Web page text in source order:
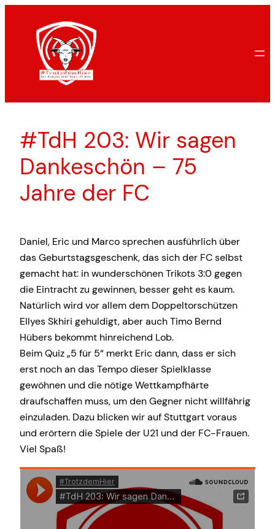
springen
#TdH 203: Wir sagen
Dankeschön – 75
Jahre der FC
Daniel, Eric und Marco sprechen ausführlich über
das Geburtstagsgeschenk, das sich der FC selbst
gemacht hat: in wunderschönen Trikots 3:0 gegen
die Eintracht zu gewinnen, besser geht es kaum.
Natürlich wird vor allem dem Doppeltorschützen
Ellyes Skhiri gehuldigt, aber auch Timo Bernd
Hübers bekommt hinreichend Lob.
Beim Quiz „5 für 5“ merkt Eric dann, dass er sich
erst noch an das Tempo dieser Spielklasse
gewöhnen und die nötige Wettkampfhärte
draufschaffen muss, um den Gegner nicht willfährig
einzuladen. Dazu blicken wir auf Stuttgart voraus
und erörtern die Spiele der U21 und der FC-Frauen.
Viel Spaß!